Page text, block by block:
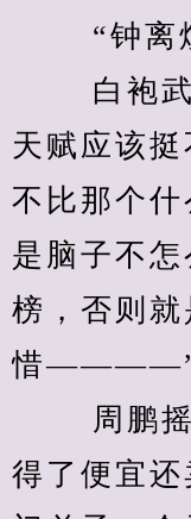
“钟离
白袍武
天赋应该挺
不比那个
是脑子不
榜，否则
惜
周鹏摇
得了便宜